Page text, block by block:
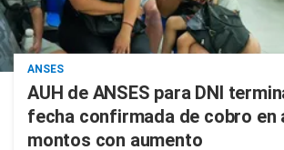
ANSES
AUH de ANSES para DNI
fecha confirmada de cobro en
montos con aumento